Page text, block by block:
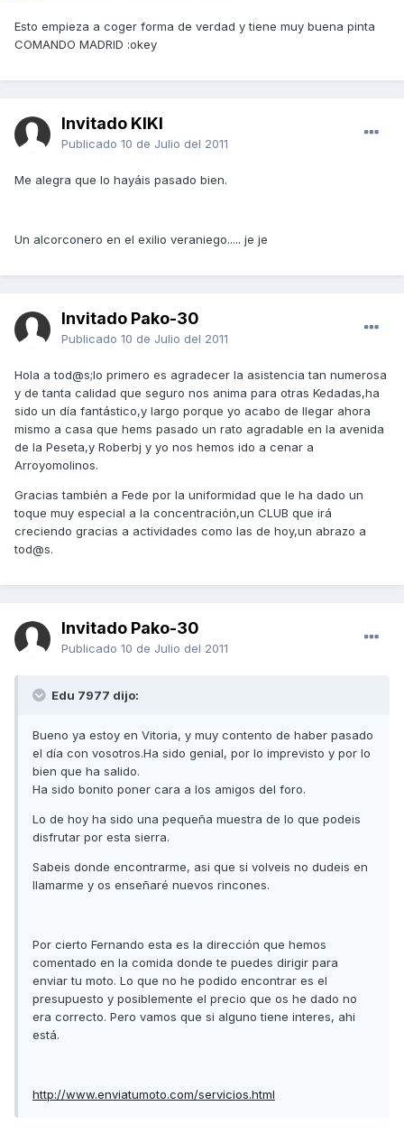
Esto empieza a coger forma de verdad y tiene muy buena pinta
COMANDO MADRID :okey
Invitado KIKI
Publicado 10 de Julio del 2011
Me alegra que lo hayáis pasado bien.
Un alcorconero en el exilio veraniego..... je je
Invitado Pako-30
Publicado 10 de Julio del 2011
Hola a tod@s;lo primero es agradecer la asistencia tan numerosa
y de tanta calidad que seguro nos anima para otras Kedadas,ha
sido un día fantástico,y largo porque yo acabo de llegar ahora
mismo a casa que hems pasado un rato agradable en la avenida
de la Peseta,y Roberbj y yo nos hemos ido a cenar a
Arroyomolinos.
Gracias también a Fede por la uniformidad que le ha dado un
toque muy especial a la concentración,un CLUB que irá
creciendo gracias a actividades como las de hoy,un abrazo a
tod@s.
Invitado Pako-30
Publicado 10 de Julio del 2011
Edu 7977 dijo:
Bueno ya estoy en Vitoria, y muy contento de haber pasado
el día con vosotros.Ha sido genial, por lo imprevisto y por lo
bien que ha salido.
Ha sido bonito poner cara a los amigos del foro.
Lo de hoy ha sido una pequeña muestra de lo que podeis
disfrutar por esta sierra.
Sabeis donde encontrarme, asi que si volveis no dudeis en
llamarme y os enseñaré nuevos rincones.
Por cierto Fernando esta es la dirección que hemos
comentado en la comida donde te puedes dirigir para
enviar tu moto. Lo que no he podido encontrar es el
presupuesto y posiblemente el precio que os he dado no
era correcto. Pero vamos que si alguno tiene interes, ahi
está.
http://www.enviatumoto.com/servicios.html